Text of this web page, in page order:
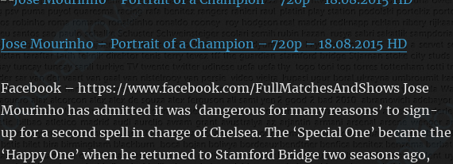
Jose Mourinho – Portrait of a Champion – 720p – 18.08.2015 HD
Facebook – https://www.facebook.com/FullMatchesAndShows Jose
Mourinho has admitted it was ‘dangerous for many reasons’ to sign-
up for a second spell in charge of Chelsea. The ‘Special One’ became the
‘Happy One’ when he returned to Stamford Bridge two seasons ago,